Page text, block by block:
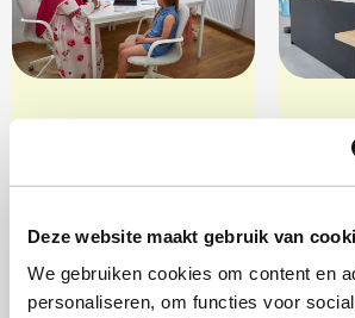
Deze website maakt gebruik van
We gebruiken cookies om content en
personaliseren, om functies voor